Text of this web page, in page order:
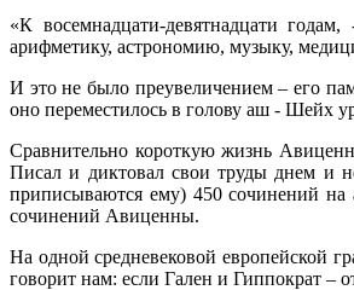
«К восемнадцати-девятнадцати
арифметику, астрономию, музыку,
И это не было преувеличением – его
оно переместилось в голову аш - Шейх
Сравнительно короткую жизнь
Писал и диктовал свои труды днем и
приписываются ему) 450 сочинений на
сочинений Авиценны.
На одной средневековой европейской
говорит нам: если Гален и Гиппократ –